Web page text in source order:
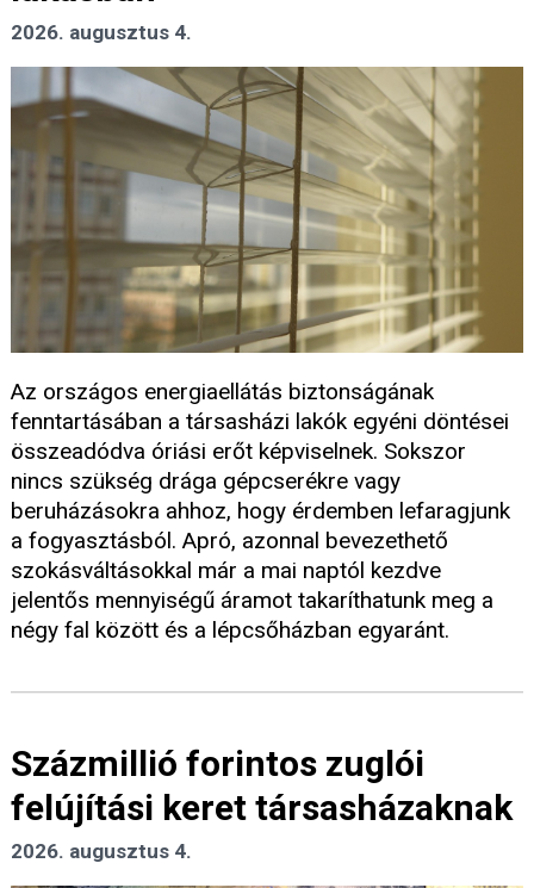
2026. augusztus 4.
Az országos energiaellátás biztonságának
fenntartásában a társasházi lakók egyéni döntései
összeadódva óriási erőt képviselnek. Sokszor
nincs szükség drága gépcserékre vagy
beruházásokra ahhoz, hogy érdemben lefaragjunk
a fogyasztásból. Apró, azonnal bevezethető
szokásváltásokkal már a mai naptól kezdve
jelentős mennyiségű áramot takaríthatunk meg a
négy fal között és a lépcsőházban egyaránt.
Százmillió forintos zuglói
felújítási keret társasházaknak
2026. augusztus 4.